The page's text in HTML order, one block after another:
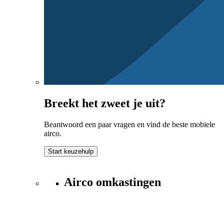
Breekt het zweet je uit?
Beantwoord een paar vragen en vind de beste mobiele
airco.
Start keuzehulp
Airco omkastingen